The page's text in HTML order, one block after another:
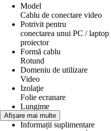
Model
Cablu de conectare video
Potrivit pentru
conectarea unui PC /
proiector
Formă cablu
Rotund
Domeniu de utilizare
Video
Izolaţie
Folie ecranare
Lungime
150 cm
Informații suplimentare
Afișare mai multe